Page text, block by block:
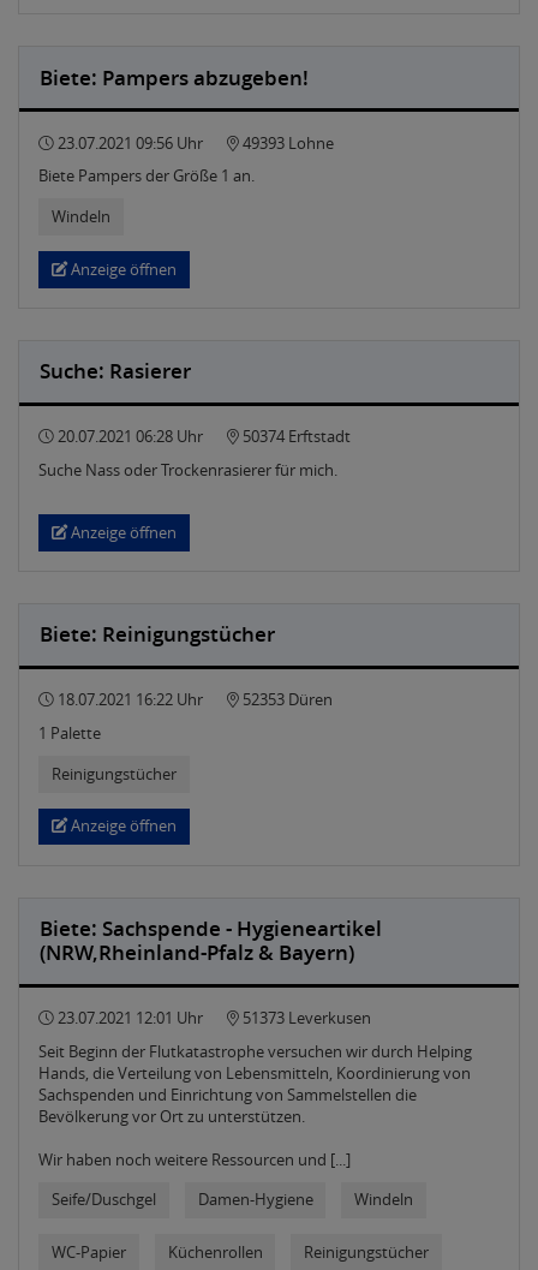
Biete: Pampers abzugeben!
23.07.2021 09:56 Uhr
49393 Lohne
Biete Pampers der Größe 1 an.
Windeln
Anzeige öffnen
Suche: Rasierer
20.07.2021 06:28 Uhr
50374 Erftstadt
Suche Nass oder Trockenrasierer für mich.
Anzeige öffnen
Biete: Reinigungstücher
18.07.2021 16:22 Uhr
52353 Düren
1 Palette
Reinigungstücher
Anzeige öffnen
Biete: Sachspende - Hygieneartikel
(NRW,Rheinland-Pfalz & Bayern)
23.07.2021 12:01 Uhr
51373 Leverkusen
Seit Beginn der Flutkatastrophe versuchen wir durch Helping
Hands, die Verteilung von Lebensmitteln, Koordinierung von
Sachspenden und Einrichtung von Sammelstellen die
Bevölkerung vor Ort zu unterstützen.
Wir haben noch weitere Ressourcen und [...]
Seife/Duschgel
Damen-Hygiene Windeln
WC-Papier Küchenrollen Reinigungstücher